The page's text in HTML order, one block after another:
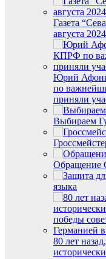
Газета
августа
Юрий
по
приняли
Выбираем
Обращение
языка
80 лет